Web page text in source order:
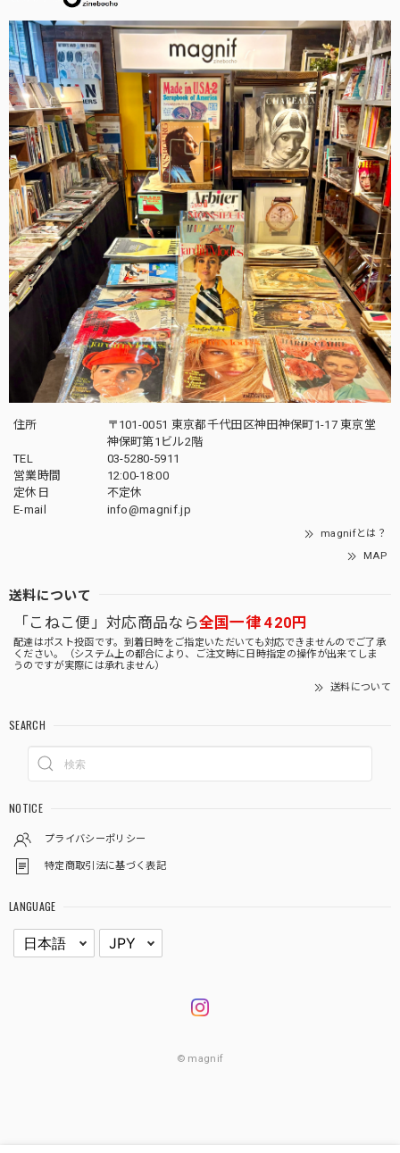
住所
〒101-0051 東京都千代田区神田神保町1-17 東京堂
神保町第1ビル2階
TEL
03-5280-5911
営業時間
12:00-18:00
定休日
不定休
E-mail
info@magnif.jp
magnifとは？
MAP
送料について
「こねこ便」対応商品なら全国一律 420円
配達はポスト投函です。到着日時をご指定いただいても対応できませんのでご了承
ください。（システム上の都合により、ご注文時に日時指定の操作が出来てしま
うのですが実際には承れません）
送料について
SEARCH
NOTICE
プライバシーポリシー
特定商取引法に基づく表記
LANGUAGE
© magnif